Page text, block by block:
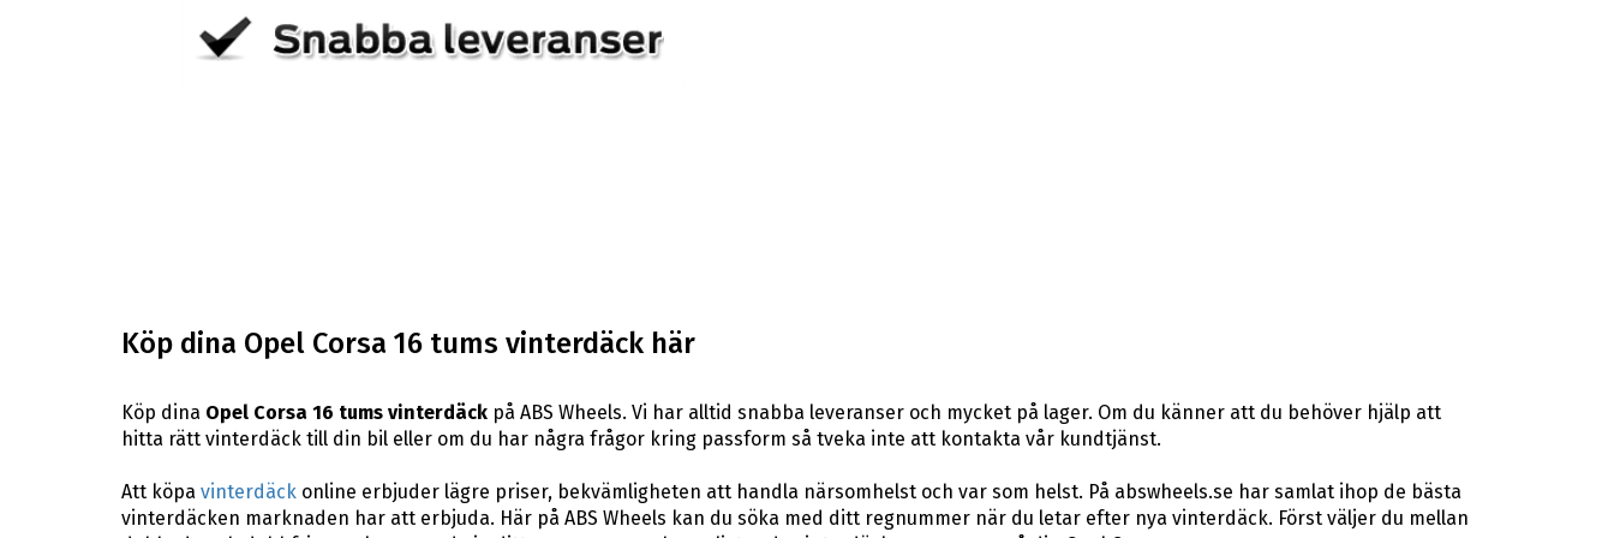
Köp dina Opel Corsa 16 tums vinterdäck här
Köp dina Opel Corsa 16 tums vinterdäckpå ABS Wheels. Vi har alltid snabba leveranser och mycket på lager. Om du känner att du behöver hjälp att
hitta rätt vinterdäck till din bil eller om du har några frågor kring passform så tveka inte att kontakta vår kundtjänst.
Att köpa vinterdäckonline erbjuder lägre priser, bekvämligheten att handla närsomhelst och var som helst. På abswheels.se har samlat ihop de bästa
vinterdäcken marknaden har att erbjuda. Här på ABS Wheels kan du söka med ditt regnummer när du letar efter nya vinterdäck. Först väljer du mellan